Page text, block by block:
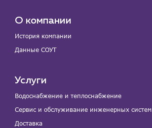
О компании
История компании
Данные СОУТ
Услуги
Водоснабжение и теплоснабжение
Сервис и обслуживание инженерных систем
Доставка